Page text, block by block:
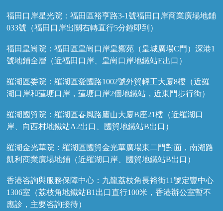
福田口岸星光院：福田區裕亨路3-1號福田口岸商業廣場地鋪
033號（福田口岸出關右轉直行5分鐘即到）
福田皇崗院：福田區皇崗口岸皇禦苑（皇城廣場C門）深港1
號地鋪全層（近福田口岸、皇崗口岸地鐵站E出口）
羅湖區委院：羅湖區愛國路1002號外貿輕工大廈8樓（近羅
湖口岸和蓮塘口岸，蓮塘口岸2個地鐵站，近東門步行街）
羅湖國貿院：羅湖區春風路廬山大廈B座21樓（近羅湖口
岸、向西村地鐵站A2出口、國貿地鐵站B出口）
羅湖金光華院：羅湖區國貿金光華廣場東二門對面，南湖路
凱利商業廣場地鋪（近羅湖口岸、國貿地鐵站B出口）
香港咨詢與服務保障中心：九龍荔枝角長裕街11號定豐中心
1306室（荔枝角地鐵站B1出口直行100米，香港辦公室暫不
應診，主要咨詢接待）